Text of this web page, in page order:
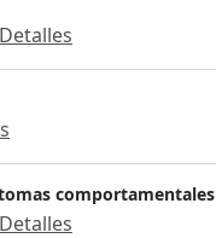
Detalles
comportamentales
Detalles